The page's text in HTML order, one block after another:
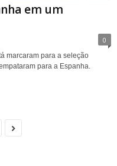
em um
0
marcaram para a seleção
para a Espanha.